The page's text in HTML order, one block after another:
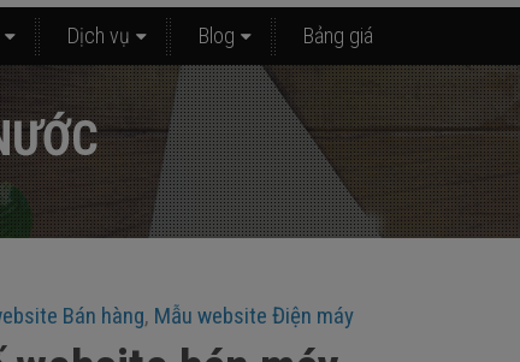
Dịch vụ Blog Bảng giá
Bán hàng, Mẫu website Điện máy